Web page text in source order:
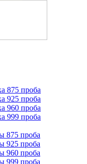
875 проба
925 проба
960 проба
999 проба
875 проба
925 проба
960 проба
999 проба